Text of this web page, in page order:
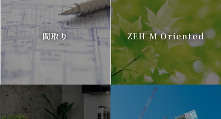
間取り ZEH-M Oriented